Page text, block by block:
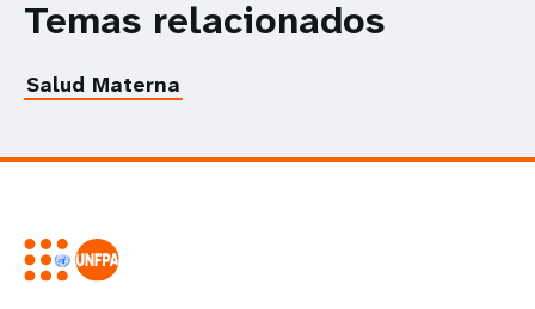
Temas relacionados
Salud Materna